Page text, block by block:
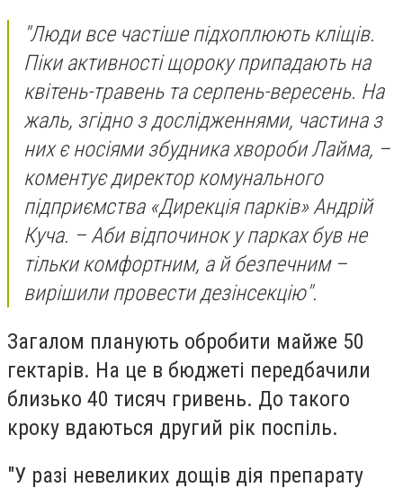
"Люди все частіше підхоплюють кліщів.
Піки активності щороку припадають на
квітень-травень та серпень-вересень. На
жаль, згідно з дослідженнями, частина з
них є носіями збудника хвороби Лайма, –
коментує директор комунального
підприємства «Дирекція парків» Андрій
Куча. – Аби відпочинок у парках був не
тільки комфортним, а й безпечним –
вирішили провести дезінсекцію".
Загалом планують обробити майже 50
гектарів. На це в бюджеті передбачили
близько 40 тисяч гривень. До такого
кроку вдаються другий рік поспіль.
"У разі невеликих дощів дія препарату